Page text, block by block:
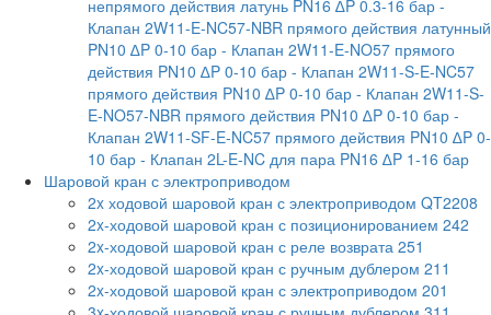
непрямого действия латунь PN16 ∆P 0.3-16 бар -
Клапан 2W11-E-NC57-NBR прямого действия латунный
PN10 ∆P 0-10 бар - Клапан 2W11-E-NO57 прямого
действия PN10 ∆P 0-10 бар - Клапан 2W11-S-E-NC57
прямого действия PN10 ∆P 0-10 бар - Клапан 2W11-S-
E-NO57-NBR прямого действия PN10 ∆P 0-10 бар -
Клапан 2W11-SF-E-NC57 прямого действия PN10 ∆P 0-
10 бар - Клапан 2L-E-NC для пара PN16 ∆P 1-16 бар
Шаровой кран с электроприводом
2x ходовой шаровой кран с электроприводом QT2208
2x-ходовой шаровой кран с позиционированием 242
2x-ходовой шаровой кран с реле возврата 251
2x-ходовой шаровой кран с ручным дублером 211
2x-ходовой шаровой кран с электроприводом 201